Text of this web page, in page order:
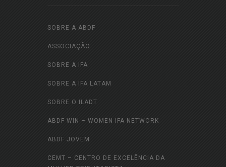
SOBRE A ABDF
ASSOCIAÇÃO
SOBRE A IFA
SOBRE A IFA LATAM
SOBRE O ILADT
ABDF WIN – WOMEN IFA NETWORK
ABDF JOVEM
CEMT – CENTRO DE EXCELÊNCIA DA